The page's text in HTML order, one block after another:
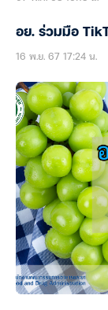
อย. ร่วมมือ
16 พ.ย. 67 17:24 น.